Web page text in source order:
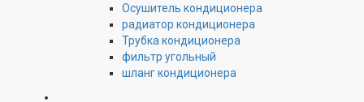
Осушитель кондиционера
радиатор кондиционера
Трубка кондиционера
фильтр угольный
шланг кондиционера